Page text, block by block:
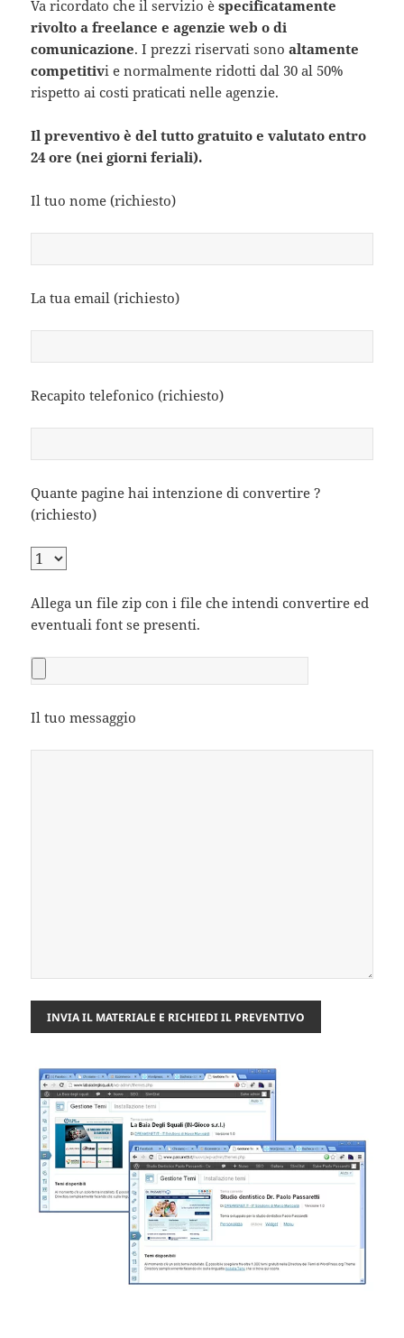
Va ricordato che il servizio èspecificatamente
rivolto a freelance e agenzie web o di
comunicazione. I prezzi riservati sonoaltamente
competitivi e normalmente ridotti dal 30 al 50%
rispetto ai costi praticati nelle agenzie.
Il preventivo è del tutto gratuito e valutato entro
24 ore (nei giorni feriali).
Il tuo nome (richiesto)
La tua email (richiesto)
Recapito telefonico (richiesto)
Quante pagine hai intenzione di convertire ?
(richiesto)
Allega un file zip con i file che intendi convertire ed
eventuali font se presenti.
Il tuo messaggio